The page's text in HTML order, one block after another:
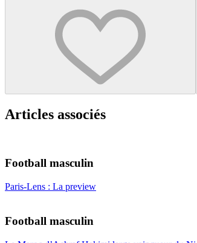
Articles associés
Football masculin
Paris-Lens : La preview
Football masculin